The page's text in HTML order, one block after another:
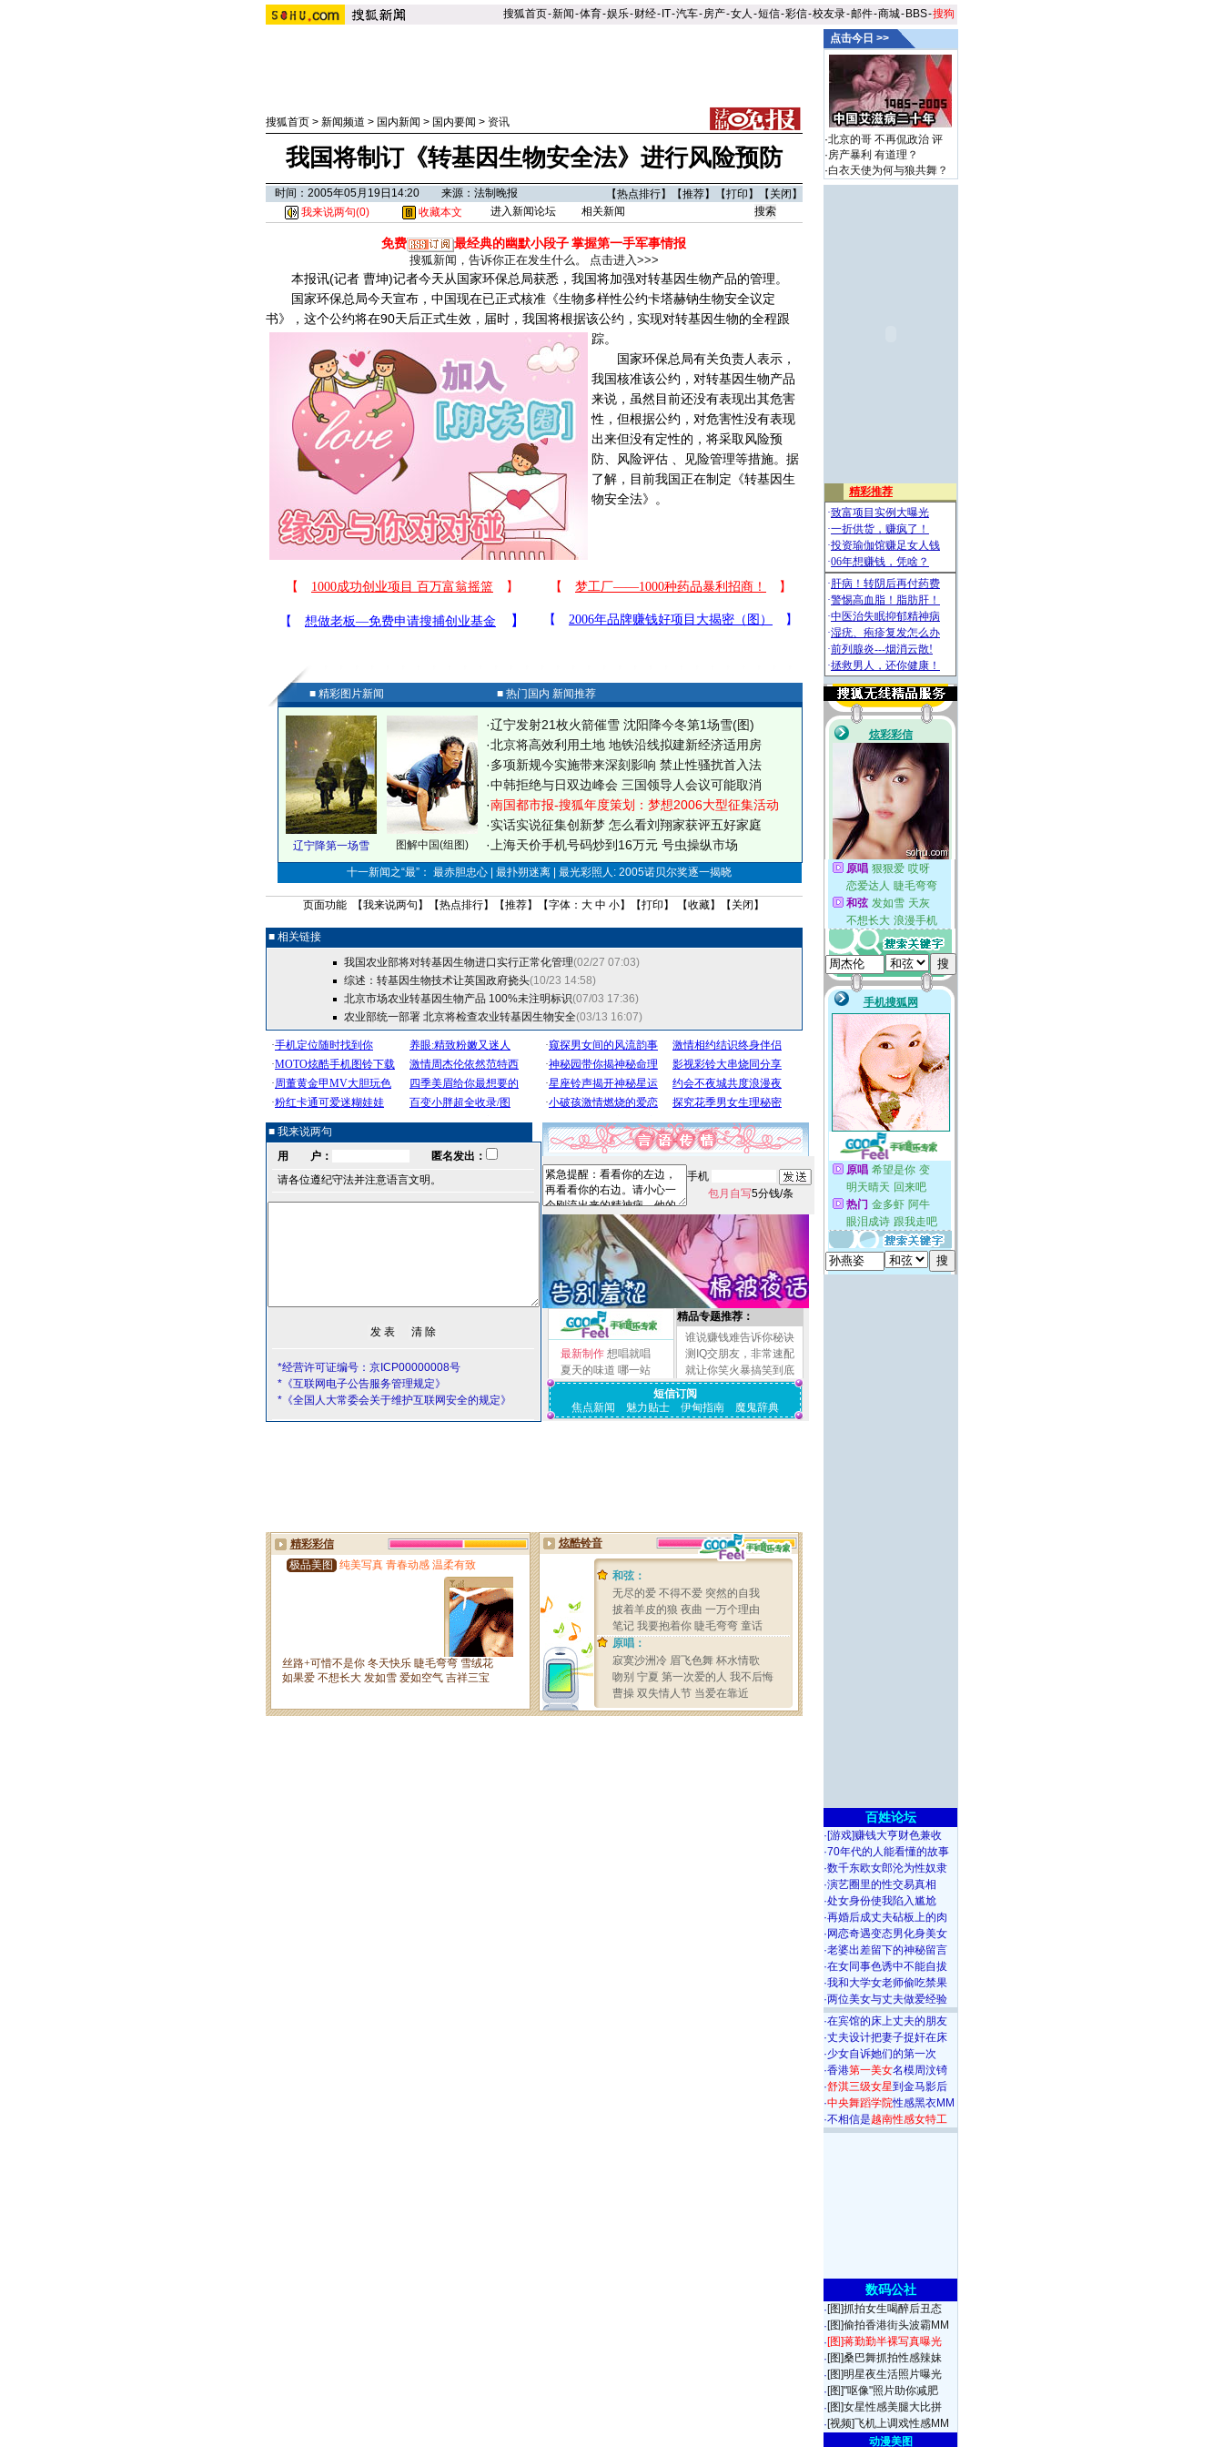
搜狐首页-新闻-体育-娱乐-财经- IT-汽车-房产-女人 -短信-彩信-校友录-邮件-商城- BBS-搜狗
搜狐首页> 新闻频道 > 国内新闻 > 国内要闻 > 资讯
我国将制订《转基因生物安全法》进行风险预防
时间：2005年05月19日14:20 来源：法制晚报 【热点排行】【推荐】【打印 】【 关闭 】
我来说两句(0) 收藏本文 进入新闻论坛 相关新闻
免费 最经典的幽默小段子掌握第一手军事情报
搜狐新闻，告诉你正在发生什么。 点击进入>>>
本报讯(记者 曹坤)记者今天从国家环保总局获悉，我国将加强对转基因生物产品的管理。
国家环保总局今天宣布，中国现在已正式核准《生物多样性公约卡塔赫钠生物安全议定
书》，这个公约将在90天后正式生效，届时，我国将根据该公约，实现对转基因生物的全程跟
踪。
国家环保总局有关负责人表示，
我国核准该公约，对转基因生物产品
来说，虽然目前还没有表现出其危害
性，但根据公约，对危害性没有表现
出来但没有定性的，将采取风险预
防、风险评估 、见险管理等措施。据
了解，目前我国正在制定《转基因生
物安全法》。
■ 精彩图片新闻 ■ 热门国内 新闻推荐
辽宁降第一场雪 图解中国(组图)
·辽宁发射21枚火箭催雪 沈阳降今冬第1场雪(图)
·北京将高效利用土地 地铁沿线拟建新经济适用房
·多项新规今实施带来深刻影响 禁止性骚扰首入法
·中韩拒绝与日双边峰会 三国领导人会议可能取消
·南国都市报-搜狐年度策划：梦想2006大型征集活动
·实话实说征集创新梦 怎么看刘翔家获评五好家庭
· 上海天价手机号码炒到16万元 号虫操纵市场
十一新闻之“最”： 最赤胆忠心 | 最扑朔迷离 | 最光彩照人: 2005诺贝尔奖逐一揭晓
页面功能 【我来说两句 】【热点排行】【推荐】【字体： 大 中 小】【打印 】 【收藏】【 关闭 】
■ 相关链接
我国农业部将对转基因生物进口实行正常化管理(02/27 07:03)
综述：转基因生物技术让英国政府挠头(10/23 14:58)
北京市场农业转基因生物产品 100%未注明标识(07/03 17:36)
农业部统一部署 北京将检查农业转基因生物安全(03/13 16:07)
■ 我来说两句
用 户：
匿名发出：
请各位遵纪守法并注意语言文明。
*经营许可证编号：京ICP00000008号
*《互联网电子公告服务管理规定》
*《全国人大常委会关于维护互联网安全的规定》
手机
包月自写5分钱/条
最新制作 想唱就唱
夏天的味道 哪一站
精品专题推荐：
谁说赚钱难告诉你秘诀
测IQ交朋友，非常速配
就让你笑火暴搞笑到底
短信订阅
焦点新闻
魅力贴士 伊甸指南 魔鬼辞典
点击今日 >>
·北京的哥 不再侃政治 评
·房产暴利 有道理？
·白衣天使为何与狼共舞？
百姓论坛
· [游戏]赚钱大亨财色兼收
·70年代的人能看懂的故事
·数千东欧女郎沦为性奴隶
·演艺圈里的性交易真相
·处女身份使我陷入尴尬
·再婚后成丈夫砧板上的肉
· 网恋奇遇变态男化身美女
·老婆出差留下的神秘留言
·在女同事色诱中不能自拔
·我和大学女老师偷吃禁果
·两位美女与丈夫做爱经验
·在宾馆的床上丈夫的朋友
·丈夫设计把妻子捉奸在床
·少女自诉她们的第一次
·香港第一美女名模周汶锜
·舒淇三级女星到金马影后
·中央舞蹈学院性感黑衣MM
·不相信是越南性感女特工
数码公社
· [图]抓拍女生喝醉后丑态
· [图]偷拍香港街头波霸MM
·[图]蒋勤勤半裸写真曝光
· [图]桑巴舞抓拍性感辣妹
· [图]明星夜生活照片曝光
· [图]"呕像"照片助你减肥
· [图]女星性感美腿大比拼
· [视频]飞机上调戏性感MM
动漫美图